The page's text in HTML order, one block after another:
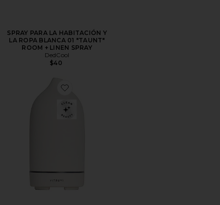
SPRAY PARA LA HABITACIÓN Y
LA ROPA BLANCA 01 "TAUNT"
ROOM + LINEN SPRAY
DedCool
$40
Favorite DIFUSOR DE ACEITE WHITE STONE